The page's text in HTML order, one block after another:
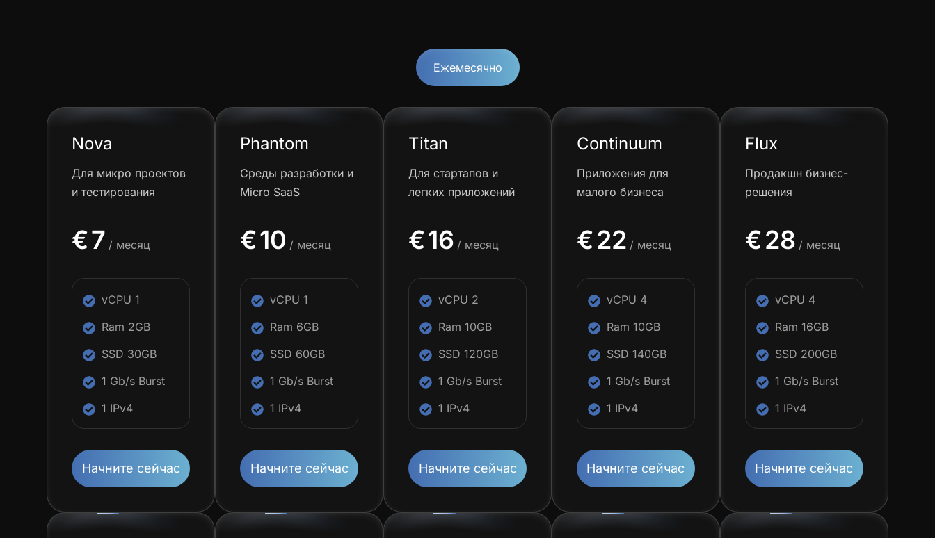
Ежемесячно
Nova
Для микро проектов
и тестирования
€7 / месяц
vCPU 1
Ram 2GB
SSD 30GB
1 Gb/s Burst
1 IPv4
Начните сейчас
Phantom
Среды разработки и
Micro SaaS
€10 / месяц
vCPU 1
Ram 6GB
SSD 60GB
1 Gb/s Burst
1 IPv4
Начните сейчас
Titan
Для стартапов и
легких приложений
€16 / месяц
vCPU 2
Ram 10GB
SSD 120GB
1 Gb/s Burst
1 IPv4
Начните сейчас
Continuum
Приложения для
малого бизнеса
€22 / месяц
vCPU 4
Ram 10GB
SSD 140GB
1 Gb/s Burst
1 IPv4
Начните сейчас
Flux
Продакшн бизнес-
решения
€28 / месяц
vCPU 4
Ram 16GB
SSD 200GB
1 Gb/s Burst
1 IPv4
Начните сейчас